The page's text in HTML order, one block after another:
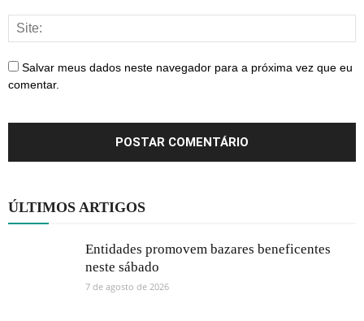
Salvar meus dados neste navegador para a próxima vez que eu
comentar.
ÚLTIMOS ARTIGOS
Entidades promovem bazares beneficentes
neste sábado
7 de agosto de 2026